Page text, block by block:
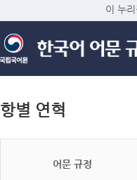
이 누
항별 연혁
어문 규정